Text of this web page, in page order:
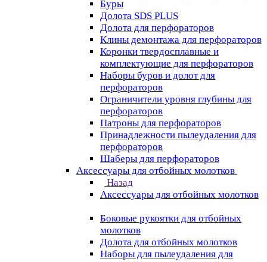
Буры
Долота SDS PLUS
Долота для перфораторов
Клины демонтажа для перфораторов
Коронки твердосплавные и
комплектующие для перфораторов
Наборы буров и долот для
перфораторов
Ограничители уровня глубины для
перфораторов
Патроны для перфораторов
Принадлежности пылеудаления для
перфораторов
Шаберы для перфораторов
Аксессуары для отбойных молотков
Назад
Аксессуары для отбойных молотков
Боковые рукоятки для отбойных
молотков
Долота для отбойных молотков
Наборы для пылеудаления для